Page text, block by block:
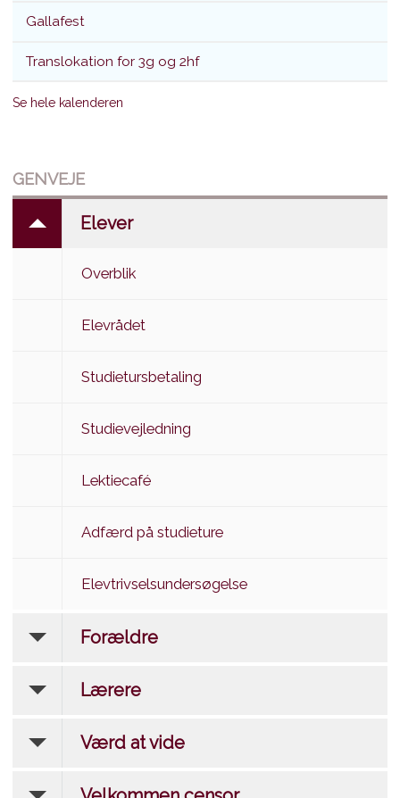
Gallafest
Translokation for 3g og 2hf
Se hele kalenderen
GENVEJE
Elever
Overblik
Elevrådet
Studietursbetaling
Studievejledning
Lektiecafé
Adfærd på studieture
Elevtrivselsundersøgelse
Forældre
Lærere
Værd at vide